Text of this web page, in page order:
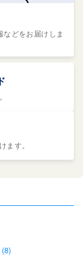
どをお届けしま
ます。